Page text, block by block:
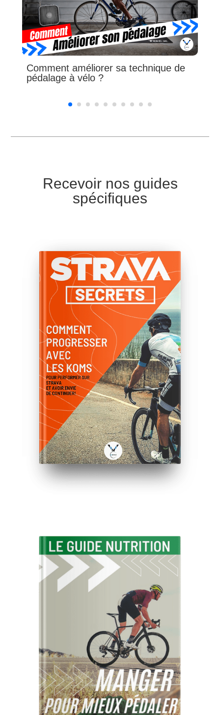
Comment améliorer sa technique de
pédalage à vélo ?
Recevoir nos guides
spécifiques